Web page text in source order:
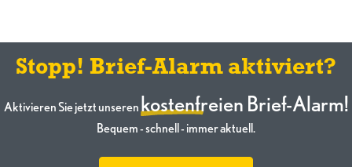
Stopp! Brief-Alarm aktiviert?
Aktivieren Sie jetzt unseren kostenfreien Brief-Alarm!
Bequem - schnell - immer aktuell.